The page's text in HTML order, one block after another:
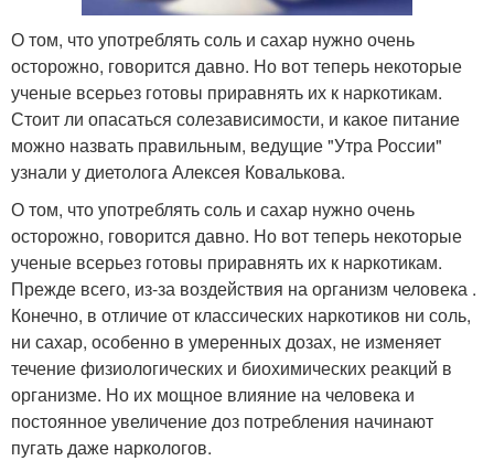
О том, что употреблять соль и сахар нужно очень
осторожно, говорится давно. Но вот теперь некоторые
ученые всерьез готовы приравнять их к наркотикам.
Стоит ли опасаться солезависимости, и какое питание
можно назвать правильным, ведущие "Утра России"
узнали у диетолога Алексея Ковалькова.
О том, что употреблять соль и сахар нужно очень
осторожно, говорится давно. Но вот теперь некоторые
ученые всерьез готовы приравнять их к наркотикам.
Прежде всего, из-за воздействия на организм человека .
Конечно, в отличие от классических наркотиков ни соль,
ни сахар, особенно в умеренных дозах, не изменяет
течение физиологических и биохимических реакций в
организме. Но их мощное влияние на человека и
постоянное увеличение доз потребления начинают
пугать даже наркологов.